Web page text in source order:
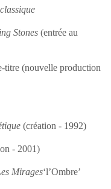
Stones (entrée au
titre (nouvelle production
(création - 1992)
- 2001)
Mirages‘l’Ombre’